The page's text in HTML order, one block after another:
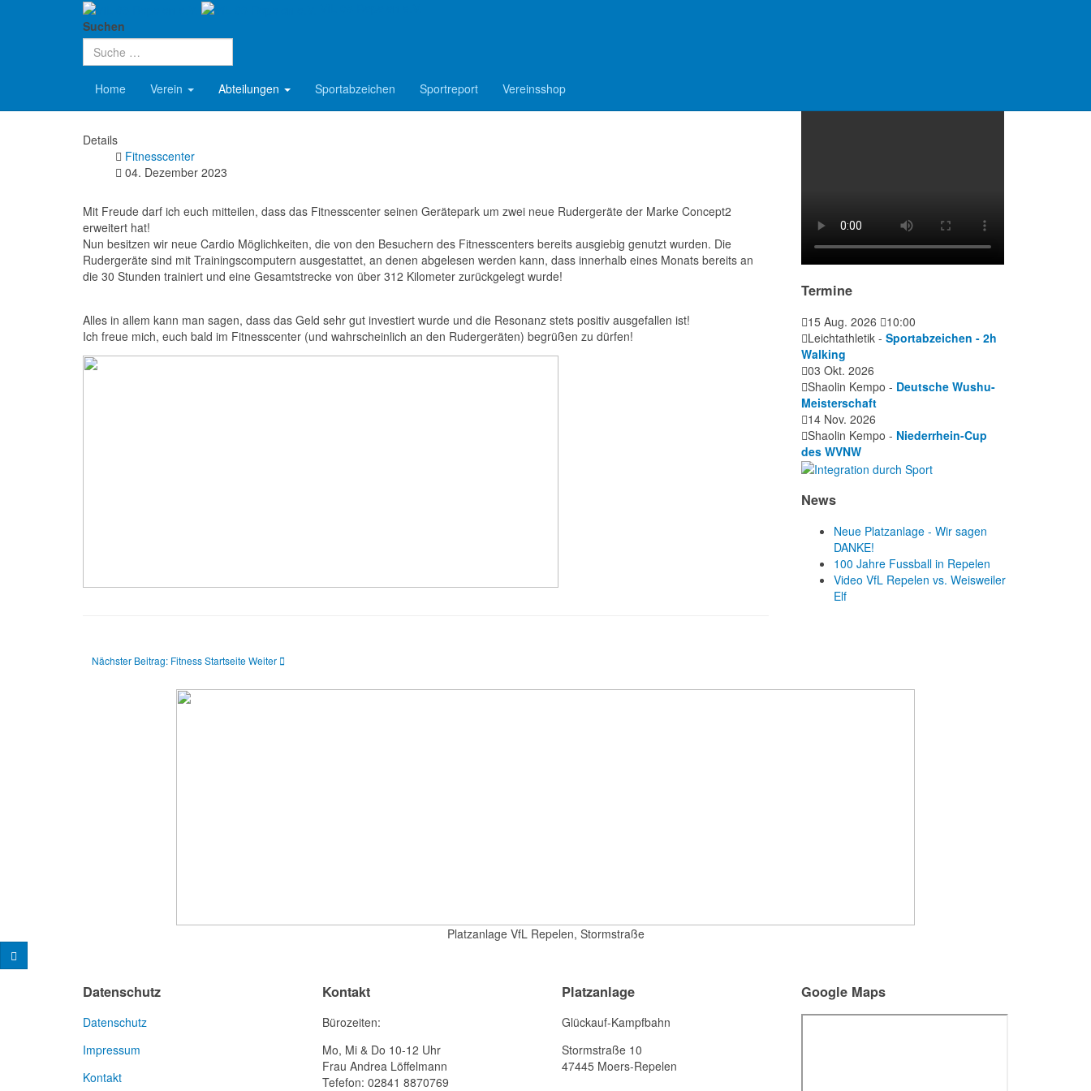
Suchen
Home Verein Abteilungen Sportabzeichen Sportreport Vereinsshop
Aktuelle Seite:
Neue Rudergeräte
Details
Fitnesscenter
04. Dezember 2023
Mit Freude darf ich euch mitteilen, dass das Fitnesscenter seinen Gerätepark um zwei neue Rudergeräte der Marke Concept2
erweitert hat!
Nun besitzen wir neue Cardio Möglichkeiten, die von den Besuchern des Fitnesscenters bereits ausgiebig genutzt wurden. Die
Rudergeräte sind mit Trainingscomputern ausgestattet, an denen abgelesen werden kann, dass innerhalb eines Monats bereits an
die 30 Stunden trainiert und eine Gesamtstrecke von über 312 Kilometer zurückgelegt wurde!
Alles in allem kann man sagen, dass das Geld sehr gut investiert wurde und die Resonanz stets positiv ausgefallen ist!
Ich freue mich, euch bald im Fitnesscenter (und wahrscheinlich an den Rudergeräten) begrüßen zu dürfen!
Nächster Beitrag: Fitness StartseiteWeiter
Termine
15 Aug. 2026
10:00
Leichtathletik - Sportabzeichen - 2h
Walking
03 Okt. 2026
Shaolin Kempo - Deutsche Wushu-
Meisterschaft
14 Nov. 2026
Shaolin Kempo - Niederrhein-Cup
des WVNW
News
Neue Platzanlage - Wir sagen
DANKE!
100 Jahre Fussball in Repelen
Video VfL Repelen vs. Weisweiler
Elf
Platzanlage VfL Repelen, Stormstraße
Datenschutz
Datenschutz
Impressum
Kontakt
Kontakt
Bürozeiten:
Mo, Mi & Do 10-12 Uhr
Frau Andrea Löffelmann
Tefefon: 02841 8870769
Platzanlage
Glückauf-Kampfbahn
Stormstraße 10
47445 Moers-Repelen
Google Maps